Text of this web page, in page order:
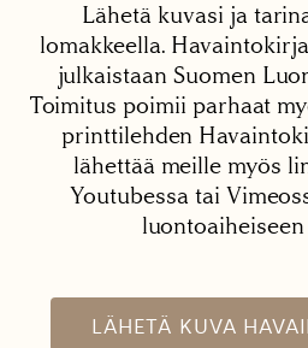
Lähetä kuvasi ja
lomakkeella.
julkaistaan Suomen
Toimitus poimii parhaat
printtilehden
lähettää meille myös
Youtubessa tai
LÄHETÄ KUVA